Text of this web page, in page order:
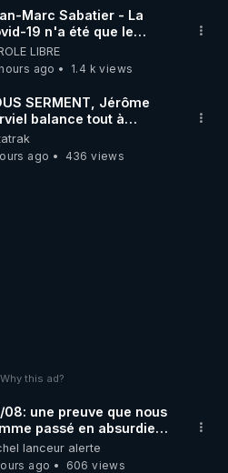
Marc Sabatier - La
19 n'a été que le
- L'ARNm & l'ARNm-aa
où auront-t-il ?
LIBRE
ago
1.4 k views
SERMENT, Jérôme
balance tout à
!
ago
436 views
Why this ad?
08: une preuve que nous
passé en absurdie
dictature qui veut faire
ses opposant !
lanceur alerte
ago
606 views